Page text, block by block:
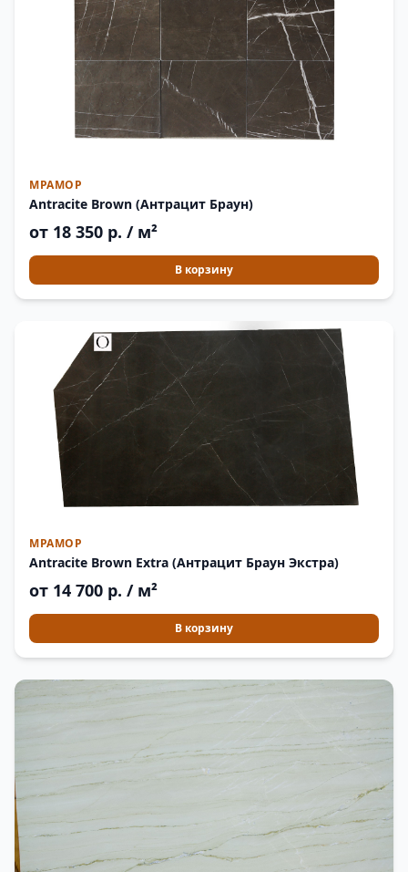
МРАМОР
Antracite Brown (Антрацит Браун)
от 18 350 р. / м²
В корзину
МРАМОР
Antracite Brown Extra (Антрацит Браун Экстра)
от 14 700 р. / м²
В корзину